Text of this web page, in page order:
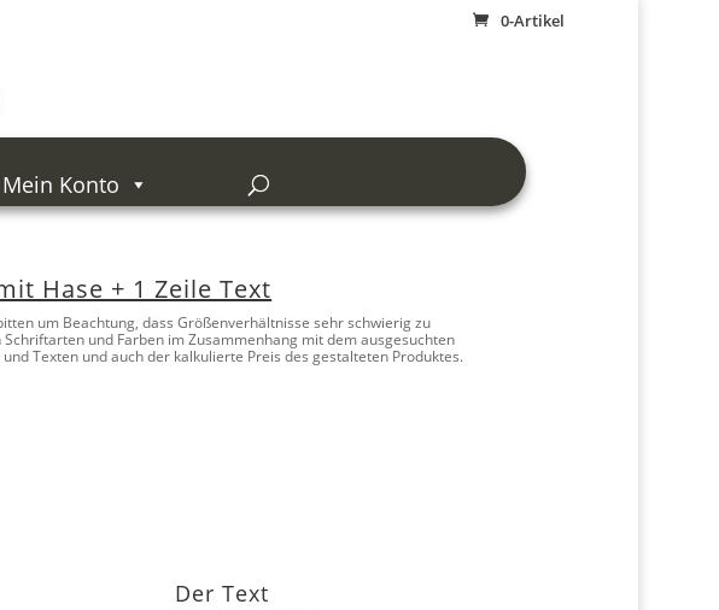
0-Artikel
Mein Konto
Hase + 1 Zeile Text
um Beachtung, dass Größenverhältnisse sehr schwierig zu
und Farben im Zusammenhang mit dem ausgesuchten
Texten und auch der kalkulierte Preis des gestalteten Produktes.
Der Text